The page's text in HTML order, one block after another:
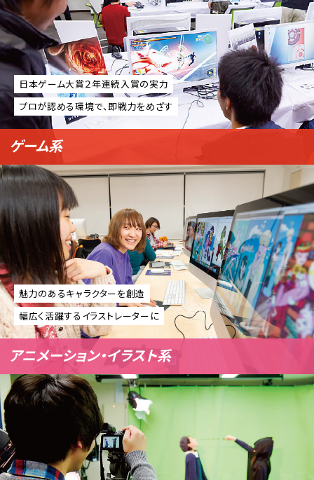
ゲーム系
日本ゲーム大賞２年連続入賞の実力
プロが認める環境で、即戦力をめざす
アニメーション・イラスト系
魅力のあるキャラクターを創造
幅広く活躍するイラストレーターに